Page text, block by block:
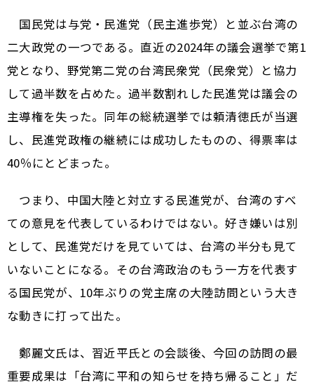
国民党は与党・民進党（民主進歩党）と並ぶ台湾の
二大政党の一つである。直近の2024年の議会選挙で第1
党となり、野党第二党の台湾民衆党（民衆党）と協力
して過半数を占めた。過半数割れした民進党は議会の
主導権を失った。同年の総統選挙では頼清徳氏が当選
し、民進党政権の継続には成功したものの、得票率は
40％にとどまった。
つまり、中国大陸と対立する民進党が、台湾のすべ
ての意見を代表しているわけではない。好き嫌いは別
として、民進党だけを見ていては、台湾の半分も見て
いないことになる。その台湾政治のもう一方を代表す
る国民党が、10年ぶりの党主席の大陸訪問という大き
な動きに打って出た。
鄭麗文氏は、習近平氏との会談後、今回の訪問の最
重要成果は「台湾に平和の知らせを持ち帰ること」だ